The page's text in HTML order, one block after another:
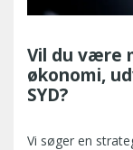
Vil du være
økonomi,
SYD?
Vi søger en